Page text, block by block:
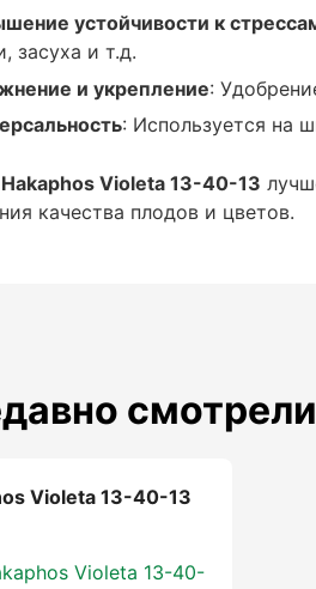
способствует улучшению
и помогает ускорить
применения:
лучше проводить в
листьях.
подкормка
устойчивости к
засуха и т.д.
и укрепление:
: Используется на
Hakaphos Violeta 13-40-13
качества плодов и цветов.
смотрели
Violeta 13-40-13